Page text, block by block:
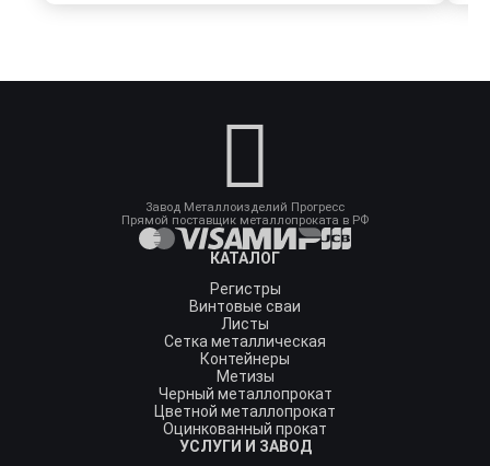
Завод Металлоизделий Прогресс
Прямой поставщик металлопроката в РФ
КАТАЛОГ
Регистры
Винтовые сваи
Листы
Сетка металлическая
Контейнеры
Метизы
Черный металлопрокат
Цветной металлопрокат
Оцинкованный прокат
УСЛУГИ И ЗАВОД